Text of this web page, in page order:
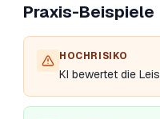
Praxis-Beispiele
HOCHRISIKO
KI bewertet die